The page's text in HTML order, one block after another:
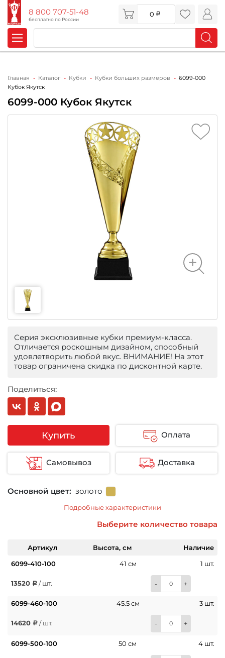
8 800 707-51-48
бесплатно по России
0
Главная Каталог Кубки Кубки больших размеров
6099-000
Кубок Якутск
6099-000 Кубок Якутск
Серия эксклюзивные кубки премиум-класса.
Отличается роскошным дизайном, способный
удовлетворить любой вкус. ВНИМАНИЕ! На этот
товар ограничена скидка по дисконтной карте.
Поделиться:
Купить Оплата
Самовывоз Доставка
Основной цвет: золото
Подробные характеристики
Выберите количество товара
Артикул Высота, см
Наличие
6099-410-100
41 см 1 шт.
13520 / шт. - +
6099-460-100 45.5 см 3 шт.
14620 / шт. - +
6099-500-100 50 см 4 шт.